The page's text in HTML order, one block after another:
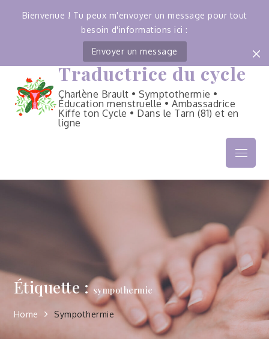
Bienvenue ! Tu peux m'envoyer un message pour tout
besoin d'informations ici :
Envoyer un message
content
Traductrice du cycle
Charlène Brault • Symptothermie •
Éducation menstruelle • Ambassadrice
Kiffe ton Cycle • Dans le Tarn (81) et en
ligne
Menu
Étiquette :sympothermie
Home Sympothermie